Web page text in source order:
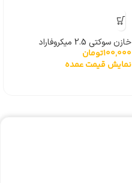
خازن سوکتی 2.5 میکروفاراد
100,000تومان
نمایش قیمت عمده